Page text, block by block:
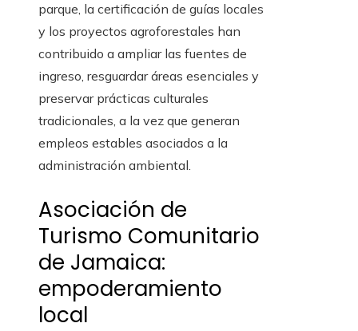
parque, la certificación de guías locales
y los proyectos agroforestales han
contribuido a ampliar las fuentes de
ingreso, resguardar áreas esenciales y
preservar prácticas culturales
tradicionales, a la vez que generan
empleos estables asociados a la
administración ambiental.
Asociación de
Turismo Comunitario
de Jamaica:
empoderamiento
local